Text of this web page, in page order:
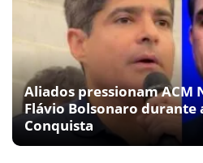
Aliados pressionam ACM
Flávio Bolsonaro durante
Conquista